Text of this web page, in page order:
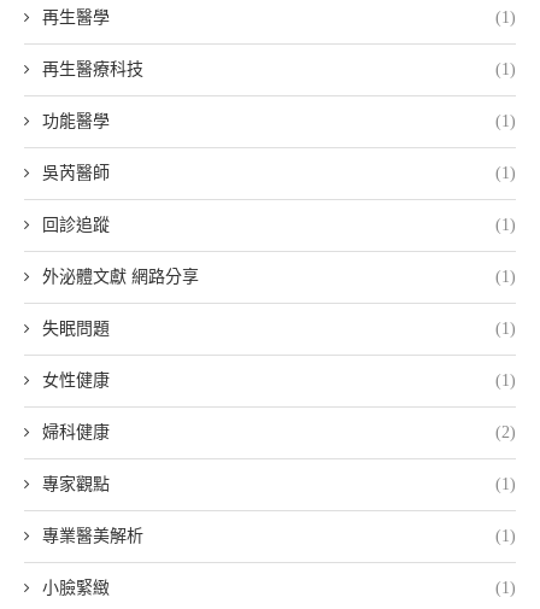
再生醫學 (1)
再生醫療科技 (1)
功能醫學 (1)
吳芮醫師 (1)
回診追蹤 (1)
外泌體文獻 網路分享 (1)
失眠問題 (1)
女性健康 (1)
婦科健康 (2)
專家觀點 (1)
專業醫美解析 (1)
小臉緊緻 (1)